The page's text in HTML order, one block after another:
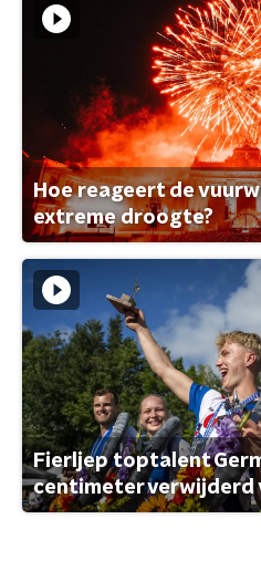
Hoe reageert de
extreme droogte?
Fierljep toptalent
centimeter verwijderd